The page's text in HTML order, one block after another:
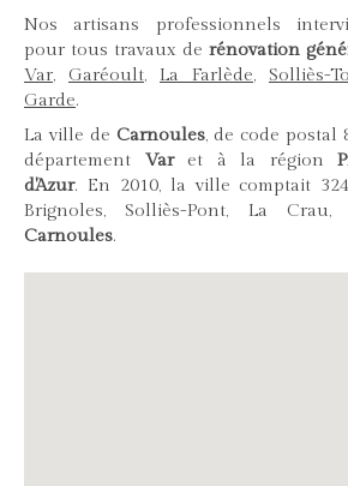
Nos artisans professionnels
pour tous travaux de rénovation
Var, Garéoult, La Farlède, Solliès-
Garde.
La ville de Carnoules, de code postal
département Varet à la région
d'Azur. En 2010, la ville comptait
Brignoles, Solliès-Pont, La Crau,
Carnoules.